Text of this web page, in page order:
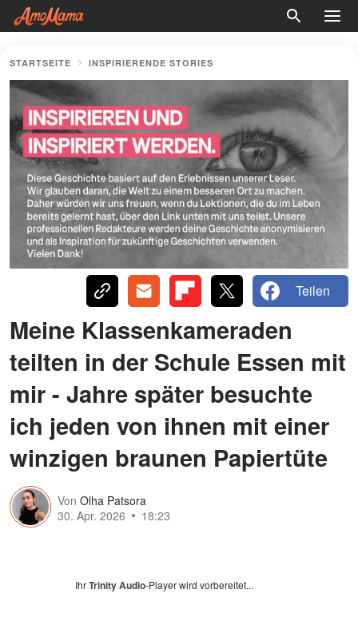
STARTSEITE INSPIRIERENDE STORIES
Teilen
Meine Klassenkameraden
teilten in der Schule Essen mit
mir - Jahre später besuchte
ich jeden von ihnen mit einer
winzigen braunen Papiertüte
Von Olha Patsora
30. Apr. 2026
18:23
IhrTrinity Audio-Player wird vorbereitet...